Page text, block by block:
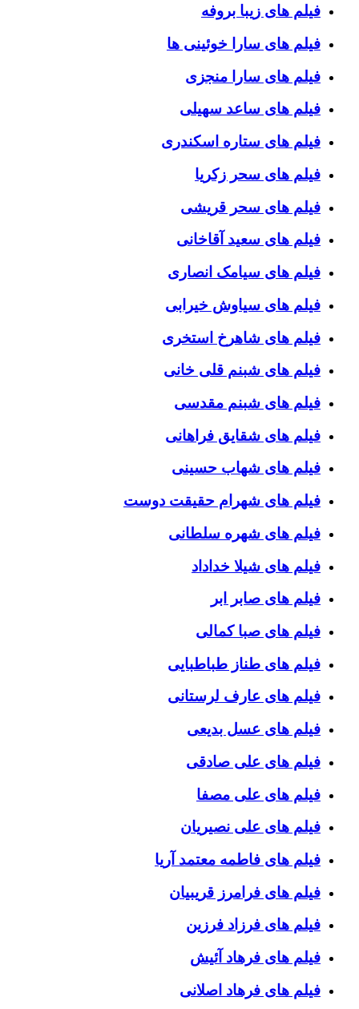
فیلم های زیبا بروفه
فیلم های سارا خوئینی ها
فیلم های سارا منجزی
فیلم های ساعد سهیلی
فیلم های ستاره اسکندری
فیلم های سحر زکریا
فیلم های سحر قریشی
فیلم های سعید آقاخانی
فیلم های سیامک انصاری
فیلم های سیاوش خیرابی
فیلم های شاهرخ استخری
فیلم های شبنم قلی خانی
فیلم های شبنم مقدسی
فیلم های شقایق فراهانی
فیلم های شهاب حسینی
فیلم های شهرام حقیقت دوست
فیلم های شهره سلطانی
فیلم های شیلا خداداد
فیلم های صابر ابر
فیلم های صبا کمالی
فیلم های طناز طباطبایی
فیلم های عارف لرستانی
فیلم های عسل بدیعی
فیلم های علی صادقی
فیلم های علی مصفا
فیلم های علی نصیریان
فیلم های فاطمه معتمد آریا
فیلم های فرامرز قریبیان
فیلم های فرزاد فرزین
فیلم های فرهاد آئیش
فیلم های فرهاد اصلانی